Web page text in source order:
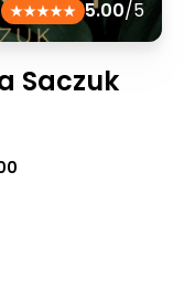
5.00/5
Saczuk